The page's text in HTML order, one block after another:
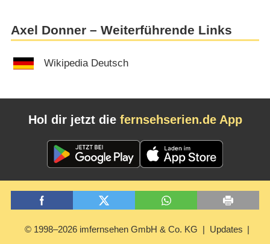
Axel Donner – Weiterführende Links
Wikipedia Deutsch
Hol dir jetzt die fernsehserien.de App
© 1998–2026 imfernsehen GmbH & Co. KG Updates